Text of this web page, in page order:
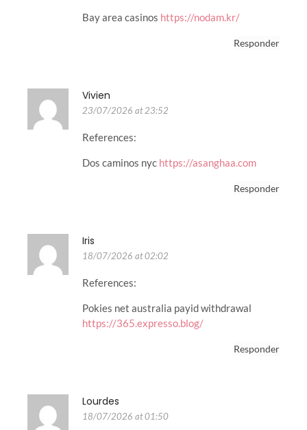
Bay area casinos https://nodam.kr/
Responder
Vivien
23/07/2026 at 23:52
References:
Dos caminos nyc https://asanghaa.com
Responder
Iris
18/07/2026 at 02:02
References:
Pokies net australia payid withdrawal
https://365.expresso.blog/
Responder
Lourdes
18/07/2026 at 01:50